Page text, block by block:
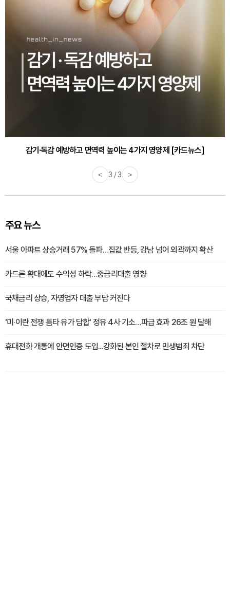
감기·독감 예방하고 면역력 높이는 4가지 영양제 [카드뉴스]
< 3 / 3 >
주요 뉴스
서울 아파트 상승거래 57% 돌파…집값 반등, 강남 넘어 외곽까지 확산
카드론 확대에도 수익성 하락…중금리대출 영향
국채금리 상승, 자영업자 대출 부담 커진다
'미·이란 전쟁 틈타 유가 담합' 정유 4사 기소…파급 효과 26조 원 달해
휴대전화 개통에 안면인증 도입...강화된 본인 절차로 민생범죄 차단